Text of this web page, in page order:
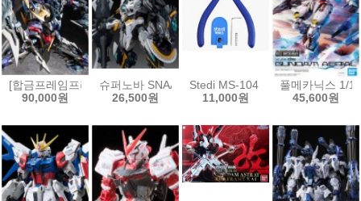
[합금프레임프라모델]모터뉴클리어 MNP-XH16A 삼국지 전위
90,000원
슈퍼노바 SNAA 원탁기사단 베디비어
26,500원
Stedi MS-104 보급형 싱글 블레
11,000원
풀메카닉스 1/
45,600원